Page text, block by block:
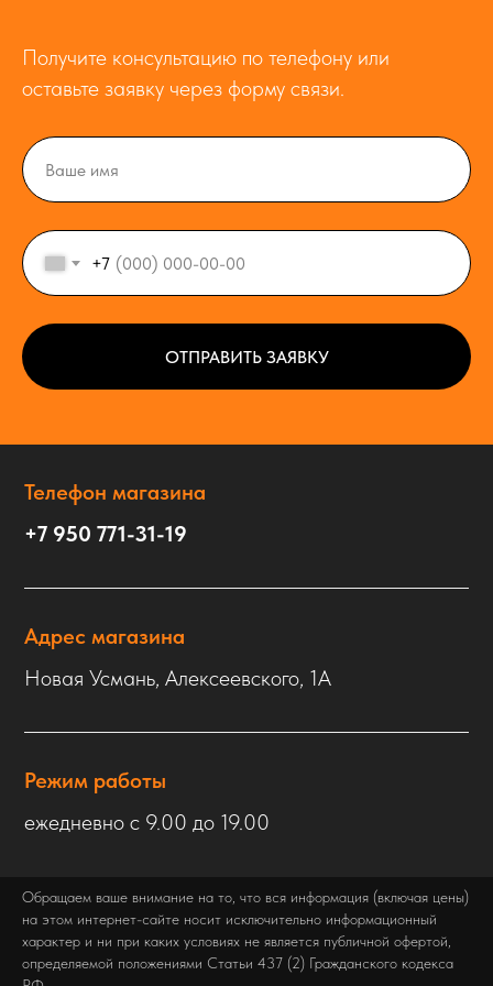
Получите консультацию по телефону или
оставьте заявку через форму связи.
+7
ОТПРАВИТЬ ЗАЯВКУ
Телефон магазина
+7 950 771-31-19
Адрес магазина
Новая Усмань, Алексеевского, 1А
Режим работы
ежедневно с 9.00 до 19.00
Обращаем ваше внимание на то, что вся информация (включая цены)
на этом интернет-сайте носит исключительно информационный
характер и ни при каких условиях не является публичной офертой,
определяемой положениями Статьи 437 (2) Гражданского кодекса